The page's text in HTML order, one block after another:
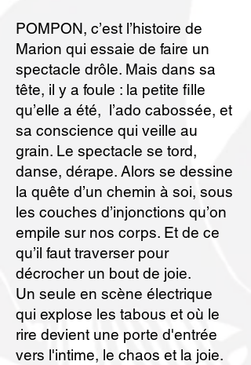
POMPON, c’est l’histoire de
Marion qui essaie de faire un
spectacle drôle. Mais dans sa
tête, il y a foule : la petite fille
qu’elle a été, l’ado cabossée, et
sa conscience qui veille au
grain. Le spectacle se tord,
danse, dérape. Alors se dessine
la quête d’un chemin à soi, sous
les couches d’injonctions qu’on
empile sur nos corps. Et de ce
qu’il faut traverser pour
décrocher un bout de joie.
Un seule en scène électrique
qui explose les tabous et où le
rire devient une porte d'entrée
vers l'intime, le chaos et la joie.